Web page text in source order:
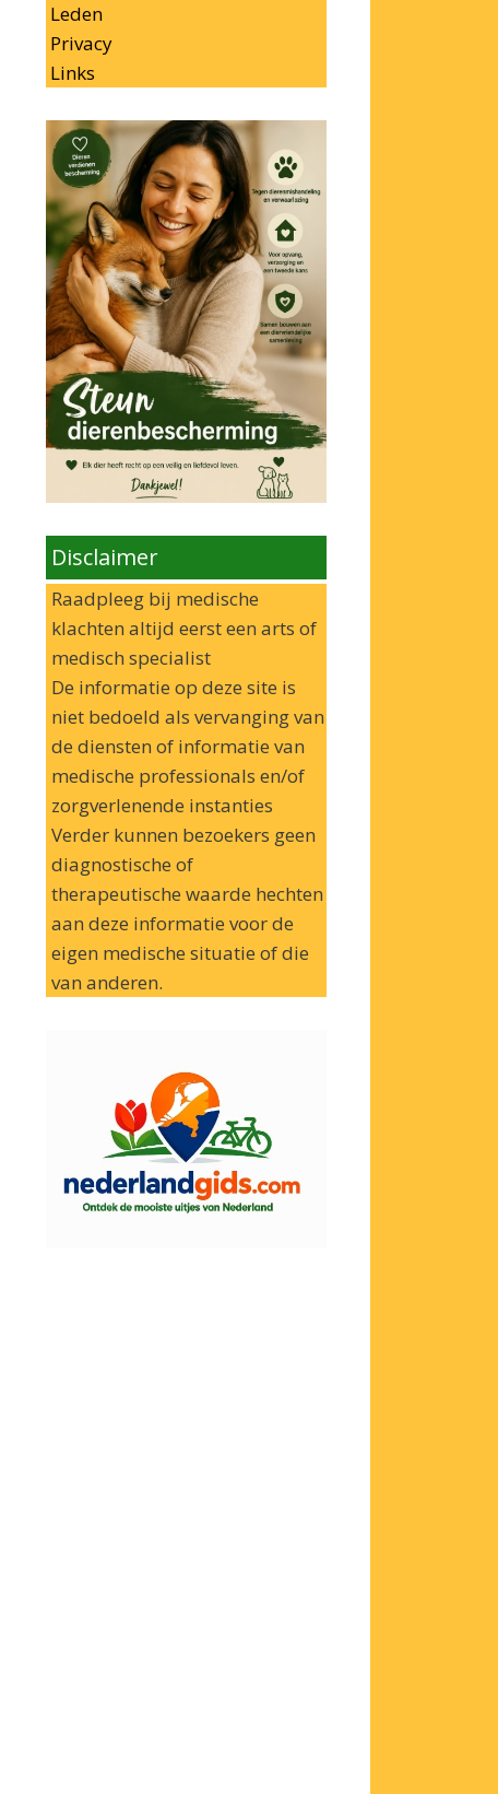
Leden
Privacy
Links
Disclaimer
Raadpleeg bij medische
klachten altijd eerst een arts of
medisch specialist
De informatie op deze site is
niet bedoeld als vervanging van
de diensten of informatie van
medische professionals en/of
zorgverlenende instanties
Verder kunnen bezoekers geen
diagnostische of
therapeutische waarde hechten
aan deze informatie voor de
eigen medische situatie of die
van anderen.